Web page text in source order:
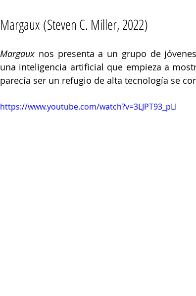
Margaux (Steven C. Miller, 2022)
Margaux nos presenta a un grupo de
una inteligencia artificial que empieza a
parecía ser un refugio de alta tecnología se
https://www.youtube.com/watch?v=3LJPT93_pLI